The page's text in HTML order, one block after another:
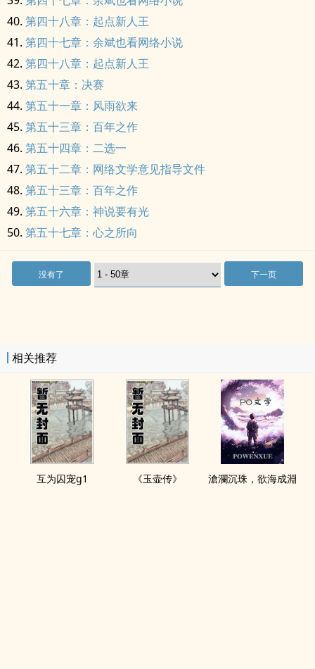
第四十八章：起点新人王
第四十七章：余斌也看网络小说
第四十八章：起点新人王
第五十章：决赛
第五十一章：风雨欲来
第五十三章：百年之作
第五十四章：二选一
第五十二章：网络文学意见指导文件
第五十三章：百年之作
第五十六章：神说要有光
第五十七章：心之所向
没有了 下一页
相关推荐
互为囚宠g1 《玉壶传》 滄瀾沉珠，欲海成淵